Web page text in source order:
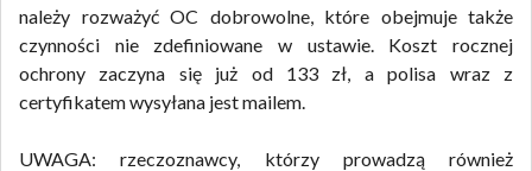
należy rozważyć OC dobrowolne, które obejmuje także
czynności nie zdefiniowane w ustawie. Koszt rocznej
ochrony zaczyna się już od 133 zł, a polisa wraz z
certyfikatem wysyłana jest mailem.
UWAGA: rzeczoznawcy, którzy prowadzą również